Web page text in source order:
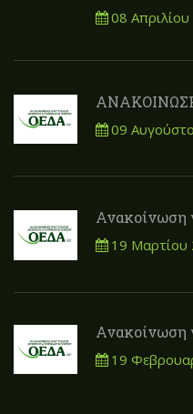
08
09
Ανακοίνωση
19 Μαρτίου
Ανακοίνωση
19